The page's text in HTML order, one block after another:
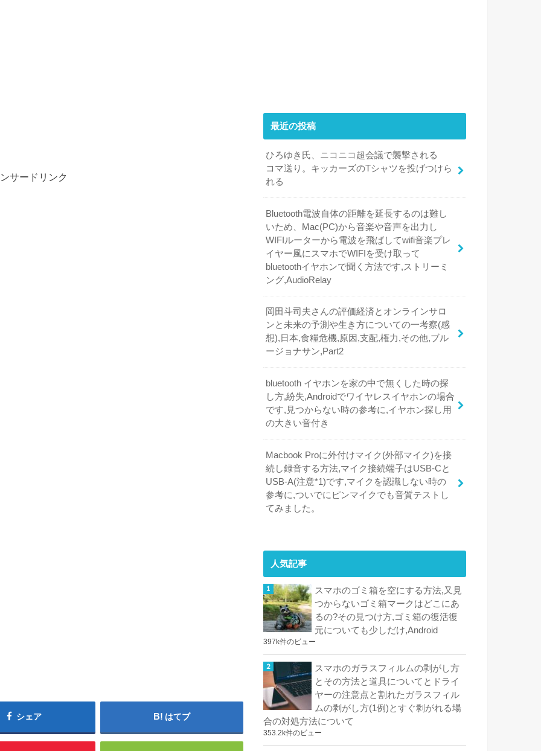
サードリンク
シェア はてブ
最近の投稿
ひろゆき氏、ニコニコ超会議で襲撃される
コマ送り。キッカーズのTシャツを投げつけら
れる
Bluetooth電波自体の距離を延長するのは難し
いため、Mac(PC)から音楽や音声を出力し
WIFIルーターから電波を飛ばしてwifi音楽プレ
イヤー風にスマホでWIFIを受け取って
bluetoothイヤホンで聞く方法です,ストリーミ
ング,AudioRelay
岡田斗司夫さんの評価経済とオンラインサロ
ンと未来の予測や生き方についての一考察(感
想),日本,食糧危機,原因,支配,権力,その他,ブル
ージョナサン,Part2
bluetooth イヤホンを家の中で無くした時の探
し方,紛失,Androidでワイヤレスイヤホンの場合
です,見つからない時の参考に,イヤホン探し用
の大きい音付き
Macbook Proに外付けマイク(外部マイク)を接
続し録音する方法,マイク接続端子はUSB-Cと
USB-A(注意*1)です,マイクを認識しない時の
参考に,ついでにピンマイクでも音質テストし
てみました。
人気記事
スマホのゴミ箱を空にする方法,又見
つからないゴミ箱マークはどこにあ
るの?その見つけ方,ゴミ箱の復活復
元についても少しだけ,Android
397k件のビュー
スマホのガラスフィルムの剥がし方
とその方法と道具についてとドライ
ヤーの注意点と割れたガラスフィル
ムの剥がし方(1例)とすぐ剥がれる場
合の対処方法について
353.2k件のビュー